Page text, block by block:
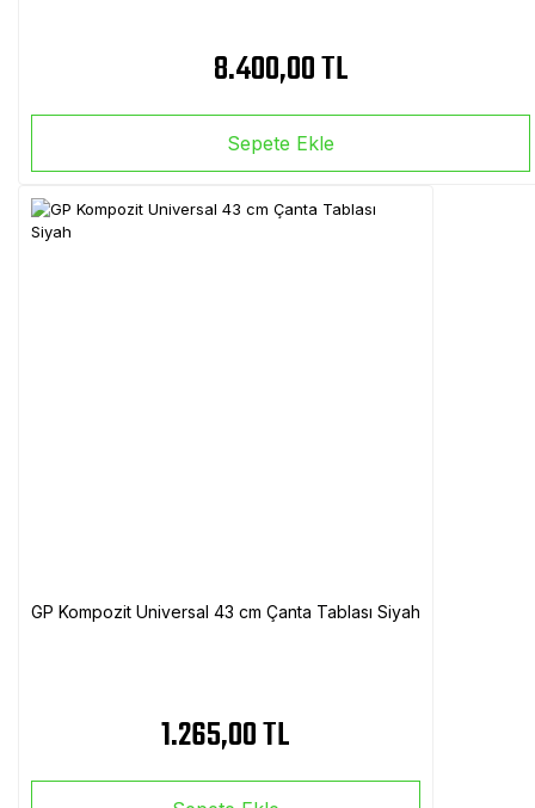
8.400,00 TL
Sepete Ekle
GP Kompozit Universal 43 cm Çanta Tablası Siyah
1.265,00 TL